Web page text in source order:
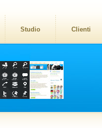
Studio Clienti